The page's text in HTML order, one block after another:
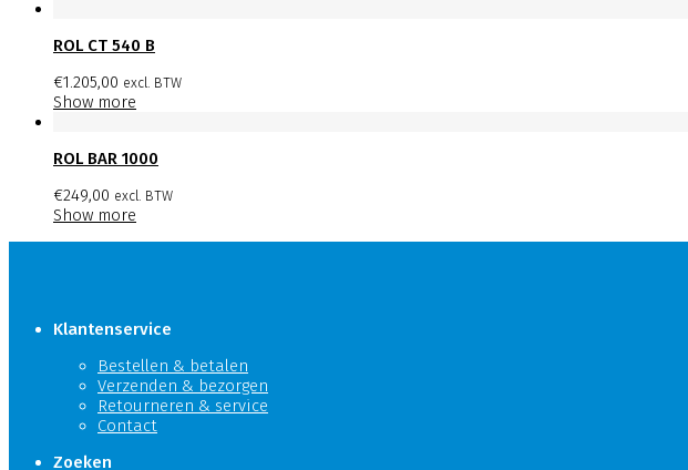
ROL CT 540 B
€1.205,00 excl. BTW
Show more
ROL BAR 1000
€249,00 excl. BTW
Show more
Klantenservice
Bestellen & betalen
Verzenden & bezorgen
Retourneren & service
Contact
Zoeken